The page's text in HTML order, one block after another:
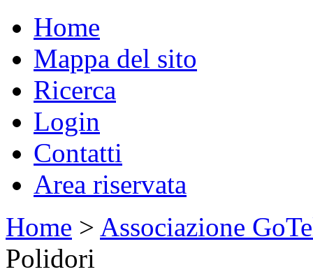
Home
Mappa del sito
Ricerca
Login
Contatti
Area riservata
Home > Associazione
Polidori